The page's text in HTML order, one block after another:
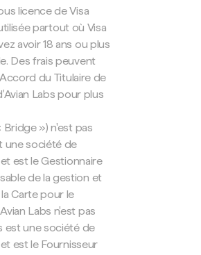
licence de Visa
partout où Visa
avoir 18 ans ou plus
Des frais peuvent
du Titulaire de
Labs pour plus
Bridge ») n'est pas
une société de
est le Gestionnaire
de la gestion et
Carte pour le
Labs n'est pas
est une société de
est le Fournisseur